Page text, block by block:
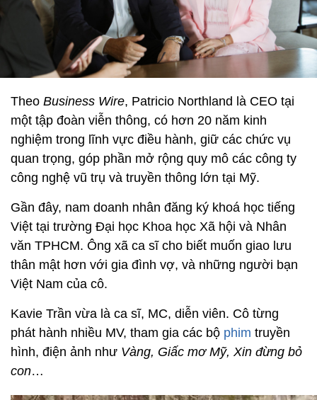
Theo Business Wire, Patricio Northland là CEO tại
một tập đoàn viễn thông, có hơn 20 năm kinh
nghiệm trong lĩnh vực điều hành, giữ các chức vụ
quan trọng, góp phần mở rộng quy mô các công ty
công nghệ vũ trụ và truyền thông lớn tại Mỹ.
Gần đây, nam doanh nhân đăng ký khoá học tiếng
Việt tại trường Đại học Khoa học Xã hội và Nhân
văn TPHCM. Ông xã ca sĩ cho biết muốn giao lưu
thân mật hơn với gia đình vợ, và những người bạn
Việt Nam của cô.
Kavie Trần vừa là ca sĩ, MC, diễn viên. Cô từng
phát hành nhiều MV, tham gia các bộ phim truyền
hình, điện ảnh như Vàng, Giấc mơ Mỹ, Xin đừng bỏ
con…